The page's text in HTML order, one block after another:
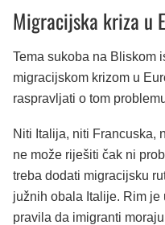
Migracijska kriza u
Tema sukoba na Bliskom
migracijskom krizom u
raspravljati o tom
Niti Italija, niti Francuska,
ne može riješiti čak ni
treba dodati migracijsku
južnih obala Italije. Rim
pravila da imigranti